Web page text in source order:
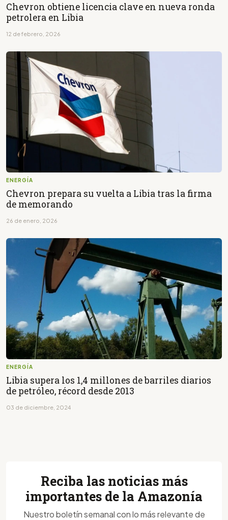
Chevron obtiene licencia clave en nueva ronda
petrolera en Libia
12 de febrero, 2026
ENERGÍA
Chevron prepara su vuelta a Libia tras la firma
de memorando
26 de enero, 2026
ENERGÍA
Libia supera los 1,4 millones de barriles diarios
de petróleo, récord desde 2013
03 de diciembre, 2024
Reciba las noticias más
importantes de la Amazonía
Nuestro boletín semanal con lo más relevante de